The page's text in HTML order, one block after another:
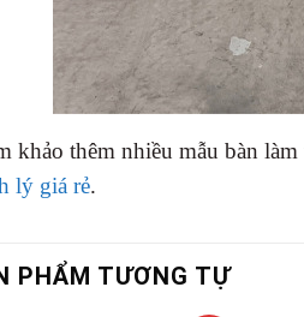
khảo thêm nhiều mẫu bàn
lý giá rẻ.
PHẨM TƯƠNG TỰ